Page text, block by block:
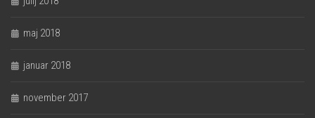
maj 2018
januar 2018
november 2017